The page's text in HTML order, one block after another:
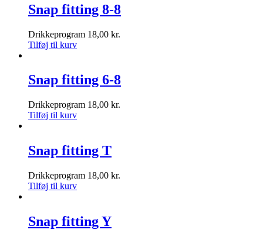
Snap fitting 8-8
Drikkeprogram 18,00 kr.
Tilføj til kurv
Snap fitting 6-8
Drikkeprogram 18,00 kr.
Tilføj til kurv
Snap fitting T
Drikkeprogram 18,00 kr.
Tilføj til kurv
Snap fitting Y